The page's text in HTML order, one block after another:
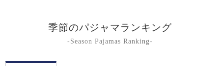
季節のパジャマランキング
-Season Pajamas Ranking-